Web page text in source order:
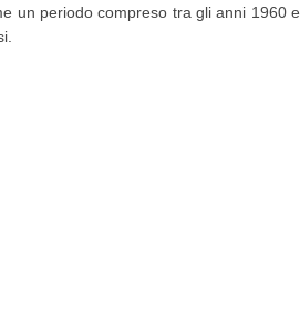
un periodo compreso tra gli anni 1960 e